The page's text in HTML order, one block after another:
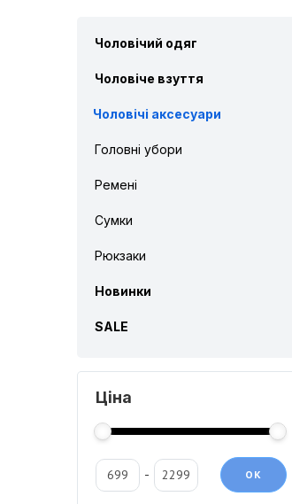
Чоловічий одяг
Чоловіче взуття
Чоловічі аксесуари
Головні убори
Ремені
Сумки
Рюкзаки
Новинки
SALE
Ціна
- OК